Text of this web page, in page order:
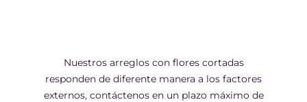
Nuestros arreglos con flores cortadas
responden de diferente manera a los factores
externos, contáctenos en un plazo máximo de